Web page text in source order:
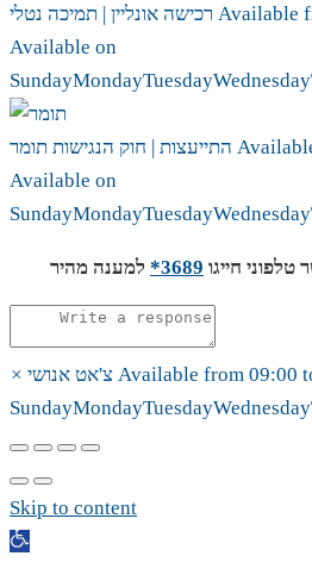
רכישה אונליין | תמיכה Available
Available on
SundayMondayTuesdayWednesday
התייעצות | חוק הנגישות
Available on
SundayMondayTuesdayWednesday
טלפוני חייגו 3689* למענה מהיר
× צ'אט אנושי Available from 09:00
SundayMondayTuesdayWednesday
Skip to content
Open